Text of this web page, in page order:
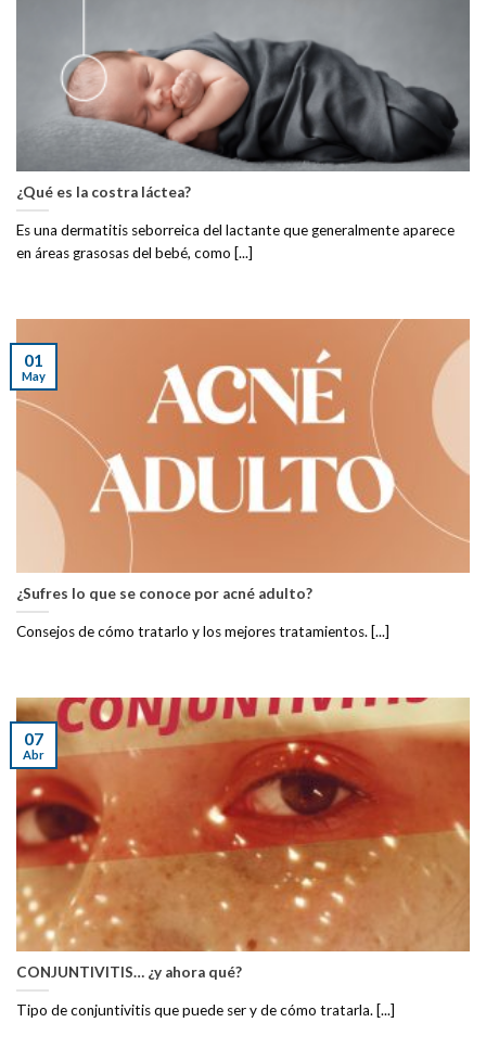
¿Qué es la costra láctea?
Es una dermatitis seborreica del lactante que generalmente aparece
en áreas grasosas del bebé, como [...]
¿Sufres lo que se conoce por acné adulto?
Consejos de cómo tratarlo y los mejores tratamientos. [...]
01
May
CONJUNTIVITIS… ¿y ahora qué?
Tipo de conjuntivitis que puede ser y de cómo tratarla. [...]
07
Abr